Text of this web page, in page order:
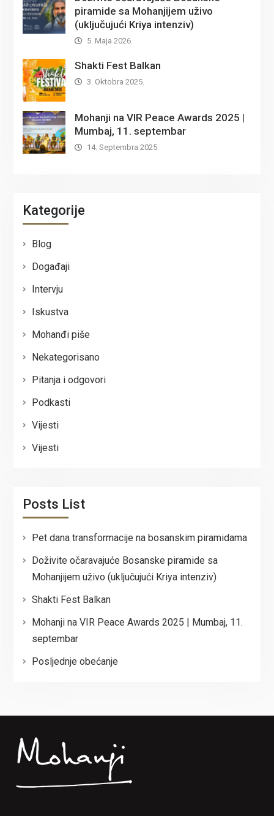
piramide sa Mohanjijem uživo
(uključujući Kriya intenziv)
5. Maja 2026.
Shakti Fest Balkan
3. Oktobra 2025.
Mohanji na VIR Peace Awards 2025 |
Mumbaj, 11. septembar
14. Septembra 2025.
Kategorije
Blog
Događaji
Intervju
Iskustva
Mohanđi piše
Nekategorisano
Pitanja i odgovori
Podkasti
Vijesti
Vijesti
Posts List
Pet dana transformacije na bosanskim piramidama
Doživite očaravajuće Bosanske piramide sa
Mohanjijem uživo (uključujući Kriya intenziv)
Shakti Fest Balkan
Mohanji na VIR Peace Awards 2025 | Mumbaj, 11.
septembar
Posljednje obećanje